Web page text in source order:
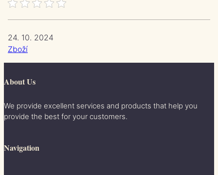
24. 10. 2024
Zboží
About Us
We provide excellent services and products that help you
provide the best for your customers.
Navigation